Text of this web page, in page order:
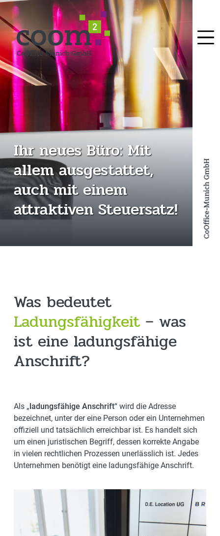
Ihr neues Büro: Mit
allem ausgestattet,
auch mit einem
attraktiven Steuersatz!
Was bedeutet
Ladungsfähigkeit – was
ist eine ladungsfähige
Anschrift?
Als „ladungsfähige Anschrift“ wird die Adresse
bezeichnet, unter der eine Person oder ein Unternehmen
offiziell und tatsächlich erreichbar ist. Es handelt sich
um einen juristischen Begriff, dessen korrekte Angabe
in vielen rechtlichen Prozessen unerlässlich ist. Jedes
Unternehmen benötigt eine ladungsfähige Anschrift.